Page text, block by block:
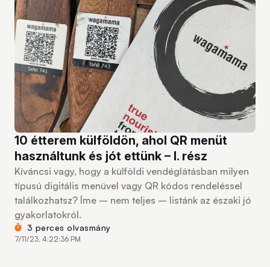
10 étterem külföldön, ahol QR menüt
használtunk és jót ettünk – I. rész
Kíváncsi vagy, hogy a külföldi vendéglátásban milyen
típusú digitális menüvel vagy QR kódos rendeléssel
találkozhatsz? Íme – nem teljes – listánk az északi jó
gyakorlatokról.
3 perces olvasmány
7/11/23, 4:22:36 PM